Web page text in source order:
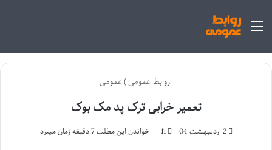
منو
روابط عمومی)عمومی
تعمیر خرابی ترک پد مک بوک
2 اردیبهشت 04 11 خواندن این مطلب 7 دقیقه زمان میبرد